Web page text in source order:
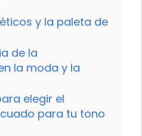
y la paleta de
de la
la moda y la
elegir el
para tu tono